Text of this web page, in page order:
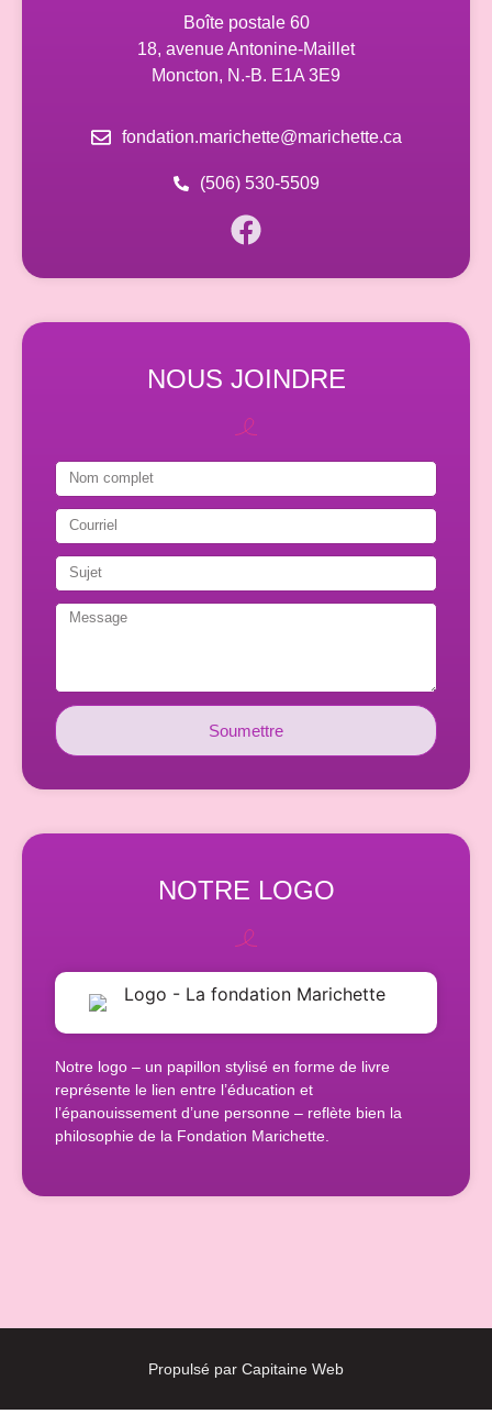
NOUS JOINDRE
Soumettre
Boîte postale 60
18, avenue Antonine-Maillet
Moncton, N.-B. E1A 3E9
fondation.marichette@marichette.ca
(506) 530-5509
NOTRE LOGO
Notre logo – un papillon stylisé en forme de livre
représente le lien entre l’éducation et
l’épanouissement d’une personne – reflète bien la
philosophie de la Fondation Marichette.
Propulsé par Capitaine Web